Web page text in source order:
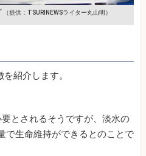
（提供：TSURINEWSライター丸山明）
紹介します。
とされるそうですが、淡水の
で生命維持ができるとのことで